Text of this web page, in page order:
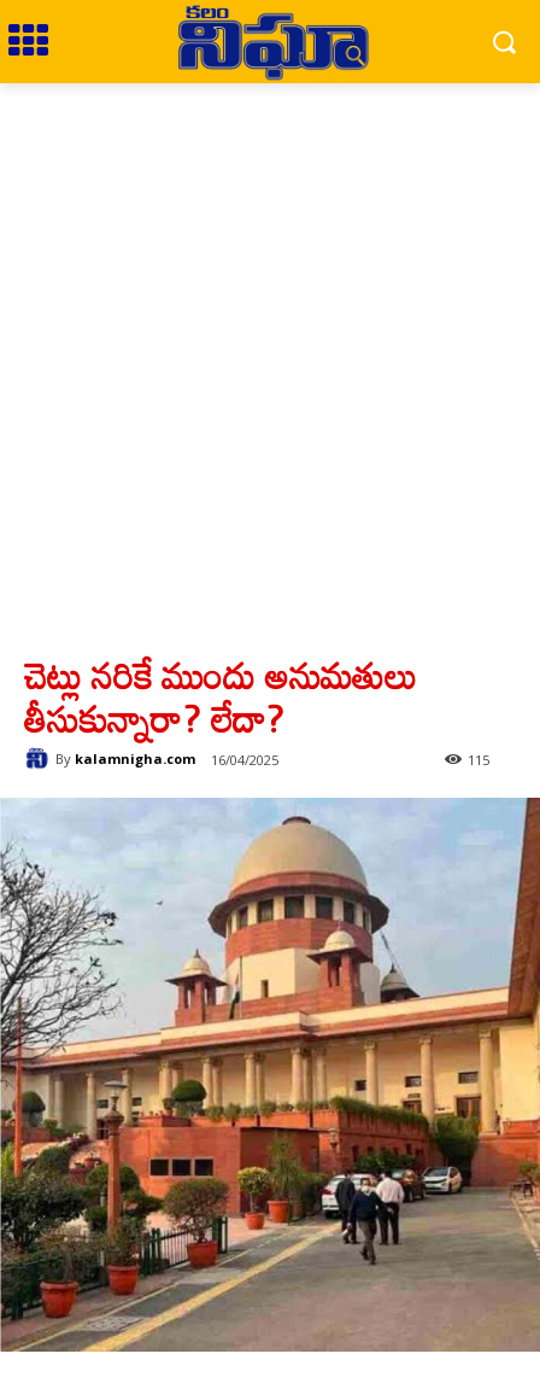
చెట్లు నరికే ముందు అనుమతులు
తీసుకున్నారా? లేదా?
By kalamnigha.com 16/04/2025 115